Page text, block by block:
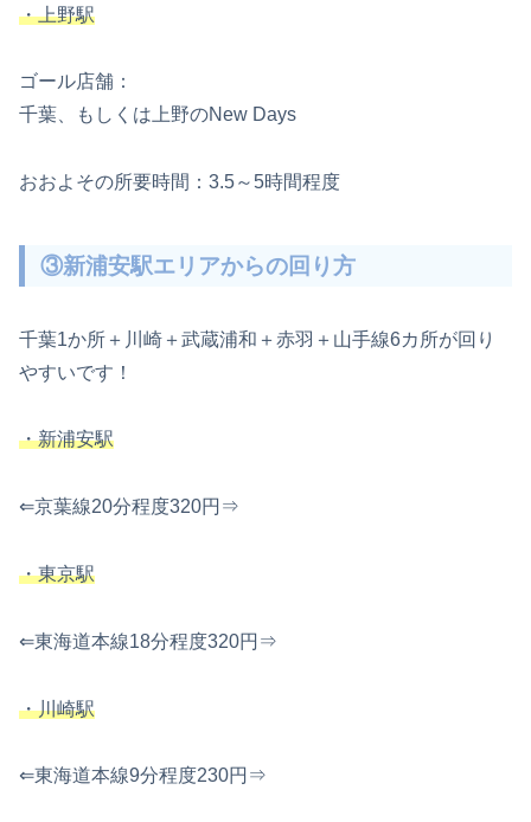
・上野駅
ゴール店舗：
千葉、もしくは上野のNew Days
おおよその所要時間：3.5～5時間程度
③新浦安駅エリアからの回り方
千葉1か所＋川崎＋武蔵浦和＋赤羽＋山手線6カ所が回り
やすいです！
・新浦安駅
⇐京葉線20分程度320円⇒
・東京駅
⇐東海道本線18分程度320円⇒
・川崎駅
⇐東海道本線9分程度230円⇒